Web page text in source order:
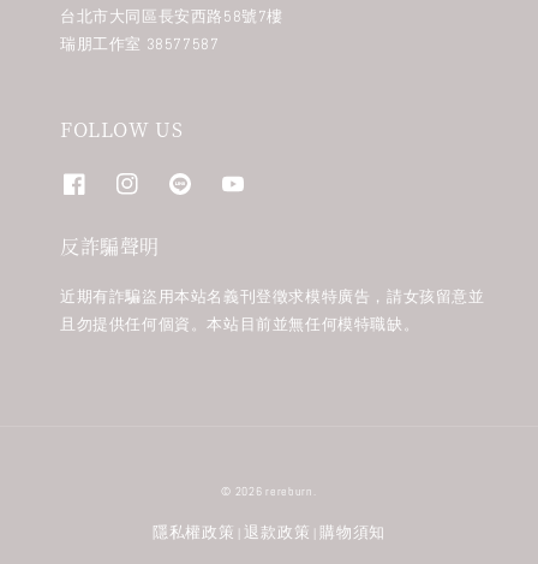
台北市大同區長安西路58號7樓
瑞朋工作室 38577587
FOLLOW US
反詐騙聲明
近期有詐騙盜用本站名義刊登徵求模特廣告，請女孩留意並
且勿提供任何個資。本站目前並無任何模特職缺。
© 2026 rereburn.
隱私權政策 退款政策 購物須知